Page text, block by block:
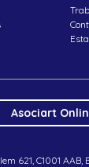
Asociart
621, C1001